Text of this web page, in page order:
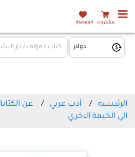
المشتريات المفضلة
الرئيسيه أدب عربي عن
الي الخيمة الاخري